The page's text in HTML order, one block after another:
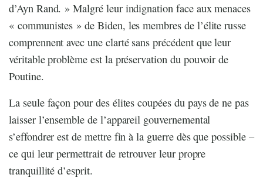
d’Ayn Rand. » Malgré leur indignation face aux menaces
« communistes » de Biden, les membres de l’élite russe
comprennent avec une clarté sans précédent que leur
véritable problème est la préservation du pouvoir de
Poutine.
La seule façon pour des élites coupées du pays de ne pas
laisser l’ensemble de l’appareil gouvernemental
s’effondrer est de mettre fin à la guerre dès que possible –
ce qui leur permettrait de retrouver leur propre
tranquillité d’esprit.